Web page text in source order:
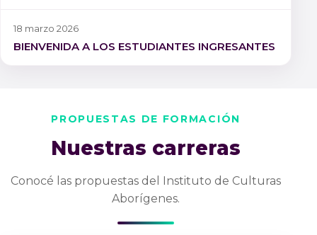
18 marzo 2026
BIENVENIDA A LOS ESTUDIANTES INGRESANTES
PROPUESTAS DE FORMACIÓN
Nuestras carreras
Conocé las propuestas del Instituto de Culturas
Aborígenes.